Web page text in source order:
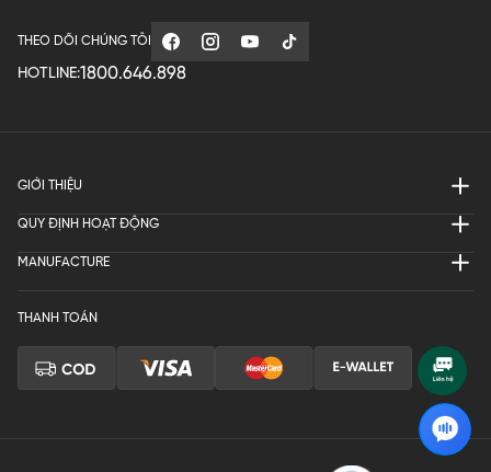
THEO DÕI CHÚNG TÔI
HOTLINE:1800.646.898
GIỚI THIỆU
QUY ĐỊNH HOẠT ĐỘNG
MANUFACTURE
THANH TOÁN